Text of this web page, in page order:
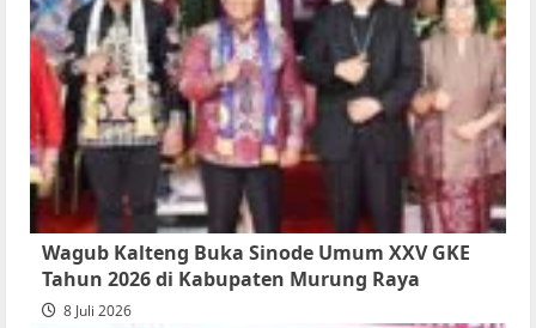
Wagub Kalteng Buka Sinode Umum XXV GKE
Tahun 2026 di Kabupaten Murung Raya
8 Juli 2026